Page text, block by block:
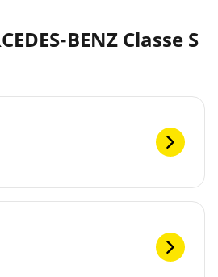
BENZ Classe S